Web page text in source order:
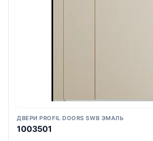
ДВЕРИ PROFIL DOORS SWB ЭМАЛЬ
1003501